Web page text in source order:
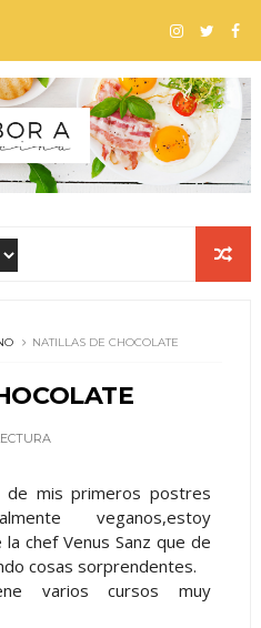
NATILLAS DE CHOCOLATE
de mis primeros postres
veganos,estoy
chef Venus Sanz que de
cosas sorprendentes.
varios cursos muy